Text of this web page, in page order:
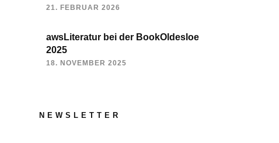
21. FEBRUAR 2026
awsLiteratur bei der BookOldesloe
2025
18. NOVEMBER 2025
NEWSLETTER